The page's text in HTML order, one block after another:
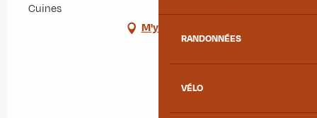
RANDONNÉES
VÉLO
Cuines
M'y rendre